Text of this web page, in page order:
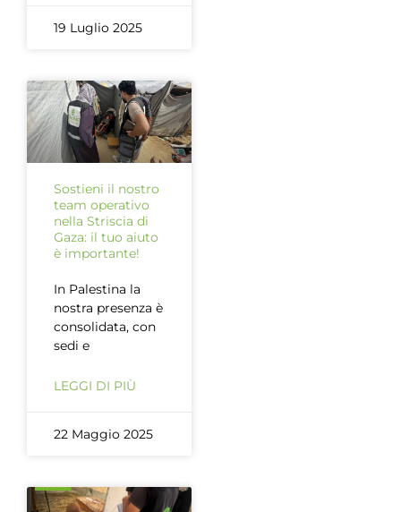
19 Luglio 2025
Sostieni il nostro
team operativo
nella Striscia di
Gaza: il tuo aiuto
è importante!
In Palestina la
nostra presenza è
consolidata, con
sedi e
LEGGI DI PIÙ
22 Maggio 2025